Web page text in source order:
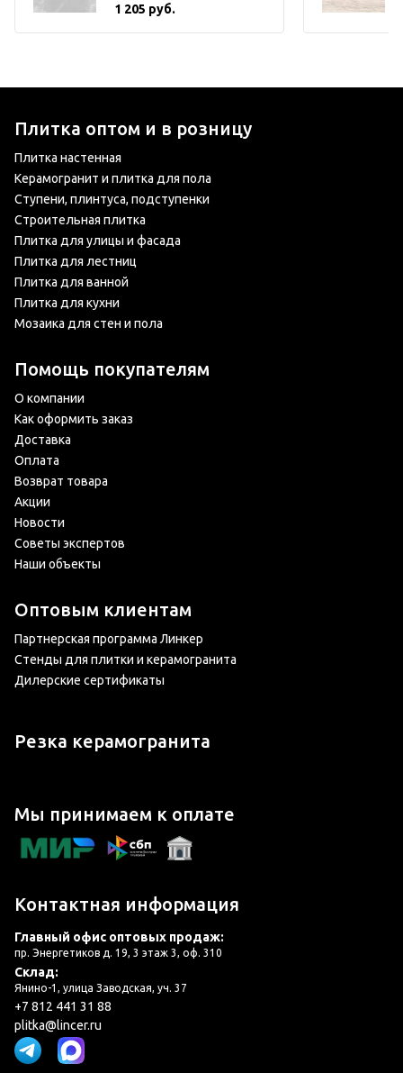
1 205 руб.
Плитка оптом и в розницу
Плитка настенная
Керамогранит и плитка для пола
Ступени, плинтуса, подступенки
Строительная плитка
Плитка для улицы и фасада
Плитка для лестниц
Плитка для ванной
Плитка для кухни
Мозаика для стен и пола
Помощь покупателям
О компании
Как оформить заказ
Доставка
Оплата
Возврат товара
Акции
Новости
Советы экспертов
Наши объекты
Оптовым клиентам
Партнерская программа Линкер
Стенды для плитки и керамогранита
Дилерские сертификаты
Резка керамогранита
Мы принимаем к оплате
Контактная информация
Главный офис оптовых продаж:
пр. Энергетиков д. 19, 3 этаж 3, оф. 310
Склад:
Янино-1, улица Заводская, уч. 37
+7 812 441 31 88
plitka@lincer.ru